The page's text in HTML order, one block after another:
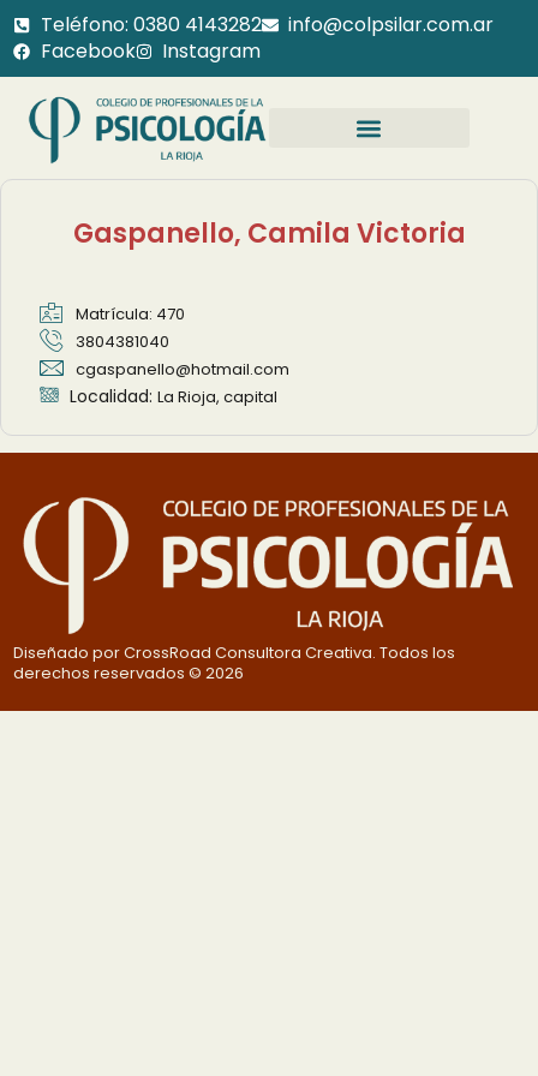
Teléfono: 0380 4143282
info@colpsilar.com.ar
Facebook
Instagram
Gaspanello, Camila Victoria
Matrícula: 470
3804381040
cgaspanello@hotmail.com
Localidad:La Rioja, capital
Diseñado por CrossRoad Consultora Creativa. Todos los
derechos reservados © 2026